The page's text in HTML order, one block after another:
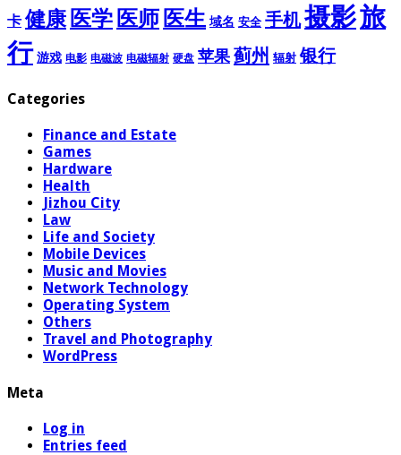
卡 健康 医学 医师 医生 域名 安全 手机摄影旅
行 游戏 电影 电磁波 电磁辐射 硬盘 苹果蓟州 辐射 银行
Categories
Finance and Estate
Games
Hardware
Health
Jizhou City
Law
Life and Society
Mobile Devices
Music and Movies
Network Technology
Operating System
Others
Travel and Photography
WordPress
Meta
Log in
Entries feed